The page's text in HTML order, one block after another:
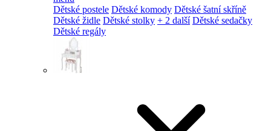
Dětské postele Dětské komody Dětské šatní skříně
Dětské židle Dětské stolky + 2 další Dětské sedačky
Dětské regály